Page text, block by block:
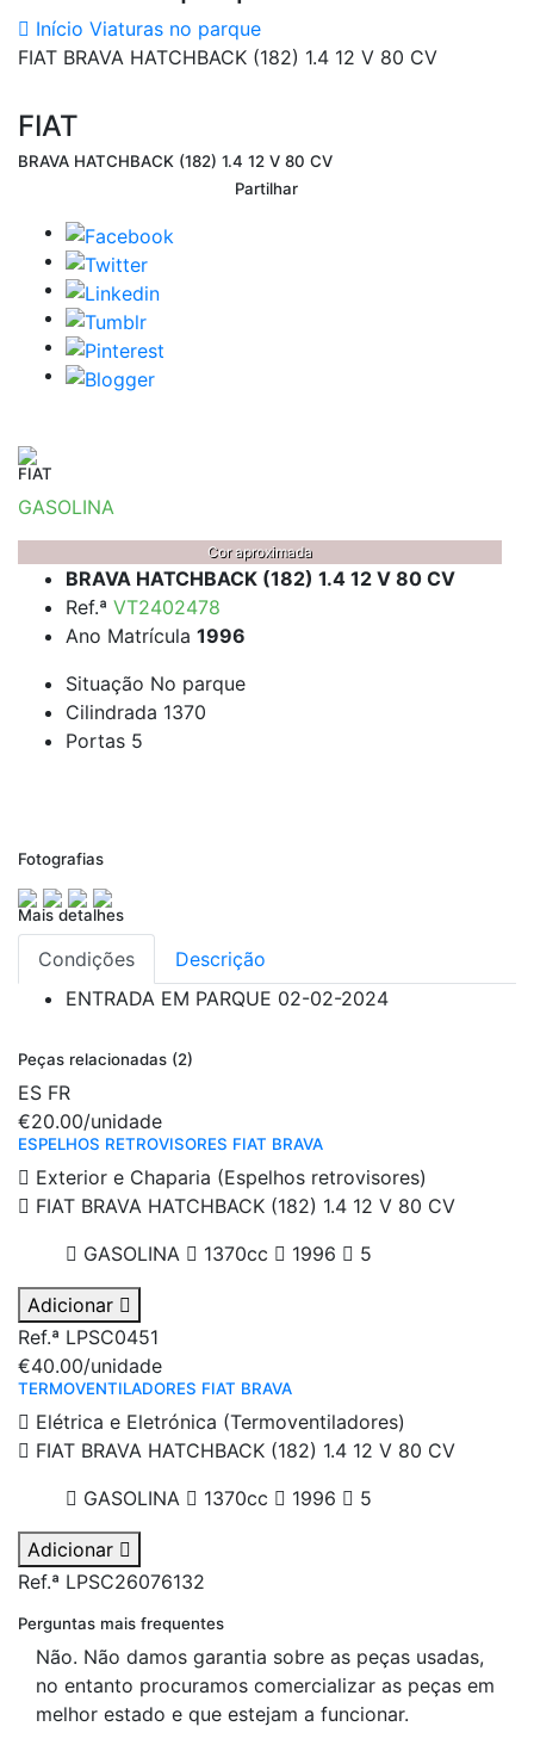
Início Viaturas no parque
FIAT BRAVA HATCHBACK (182) 1.4 12 V 80 CV
FIAT
BRAVA HATCHBACK (182) 1.4 12 V 80 CV
Partilhar
FIAT
GASOLINA
Cor aproximada
BRAVA HATCHBACK (182) 1.4 12 V 80 CV
Ref.ª VT2402478
Ano Matrícula 1996
Situação No parque
Cilindrada 1370
Portas 5
Fotografias
Mais detalhes
Condições
Descrição
ENTRADA EM PARQUE 02-02-2024
Peças relacionadas (2)
ES FR
€20.00/unidade
ESPELHOS RETROVISORES FIAT BRAVA
Exterior e Chaparia (Espelhos retrovisores)
FIAT BRAVA HATCHBACK (182) 1.4 12 V 80 CV
GASOLINA
1370cc 1996 5
Adicionar
Ref.ª LPSC0451
€40.00/unidade
TERMOVENTILADORES FIAT BRAVA
Elétrica e Eletrónica (Termoventiladores)
FIAT BRAVA HATCHBACK (182) 1.4 12 V 80 CV
GASOLINA
1370cc 1996 5
Adicionar
Ref.ª LPSC26076132
Perguntas mais frequentes
Não. Não damos garantia sobre as peças usadas,
no entanto procuramos comercializar as peças em
melhor estado e que estejam a funcionar.